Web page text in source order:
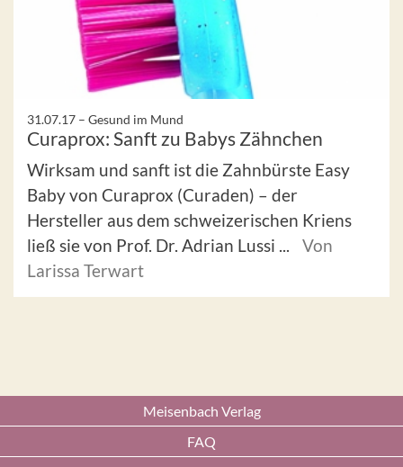
31.07.17 – Gesund im Mund
Curaprox: Sanft zu Babys Zähnchen
Wirksam und sanft ist die Zahnbürste Easy
Baby von Curaprox (Curaden) – der
Hersteller aus dem schweizerischen Kriens
ließ sie von Prof. Dr. Adrian Lussi ...
Von
Larissa Terwart
Meisenbach Verlag
FAQ